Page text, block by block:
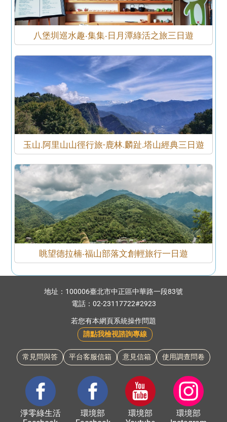
八堡圳巡水趣‧集集‧日月潭綠活之旅三日遊
玉山.阿里山山徑行旅-鹿林.麟趾.塔山經典三日遊
眺望德拉楠‧福山部落文創輕旅行一日遊
地址： 100006臺北市中正區中華路一段83號
電話： 02-23117722#2923
若您有本網頁系統操作問題
請點我檢視諮詢專線
常見問與答 平台客服信箱 意見信箱 使用調查問卷
淨零綠生活
環境部
環境部
環境部